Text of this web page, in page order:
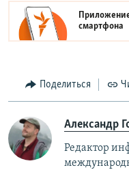
смартфона
Поделиться
Александр
Редактор